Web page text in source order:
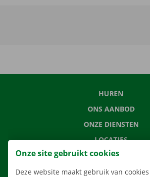
HUREN
ONS AANBOD
ONZE DIENSTEN
LOCATIES
APP
VERHUISOPLOSSINGEN
Onze site gebruikt cookies
Deze website maakt gebruik van